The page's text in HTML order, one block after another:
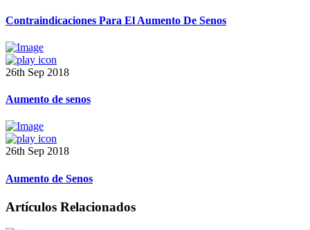
Contraindicaciones Para El Aumento De Senos
26th Sep 2018
Aumento de senos
26th Sep 2018
Aumento de Senos
Artículos Relacionados